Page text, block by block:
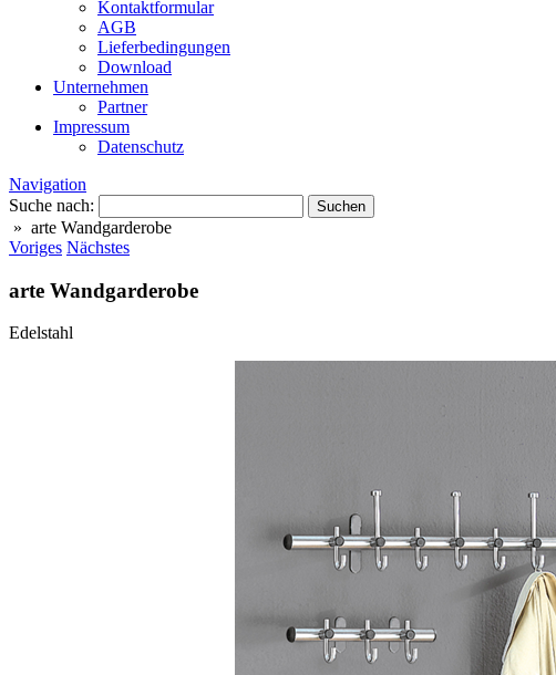
Kontaktformular
AGB
Lieferbedingungen
Download
Unternehmen
Partner
Impressum
Datenschutz
Navigation
Suche nach:
» arte Wandgarderobe
Voriges Nächstes
arte Wandgarderobe
Edelstahl